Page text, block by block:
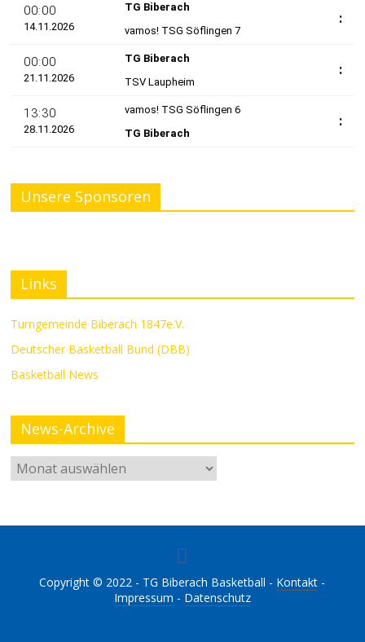
Unsere Sponsoren
Links
Turngemeinde Biberach 1847e.V.
Deutscher Basketball Bund (DBB)
Basketball News
News-Archive
Copyright © 2022 - TG Biberach Basketball - Kontakt -
Impressum - Datenschutz